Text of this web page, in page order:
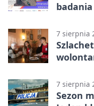
7 sierpnia
7 sierpnia
Sezon